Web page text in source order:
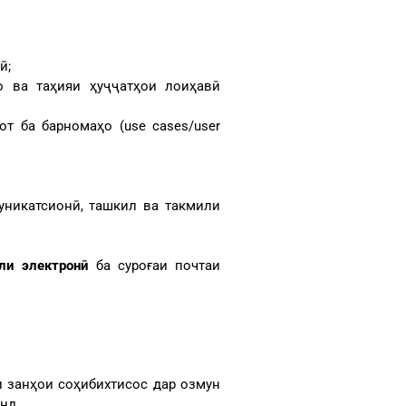
ва таҳияи ҳуҷҷатҳои лоиҳавӣ
ба барномаҳо (use cases/user
ташкил ва такмили
электронӣ ба суроғаи почтаи
соҳибихтисос дар озмун